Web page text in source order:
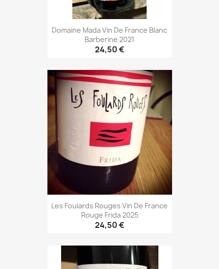
Domaine Mada Vin De France Blanc
Barberine 2021
24,50 €
Les Foulards Rouges Vin De France
Rouge Frida 2025
24,50 €